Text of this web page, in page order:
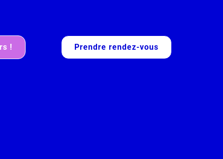
! Prendre rendez-vous